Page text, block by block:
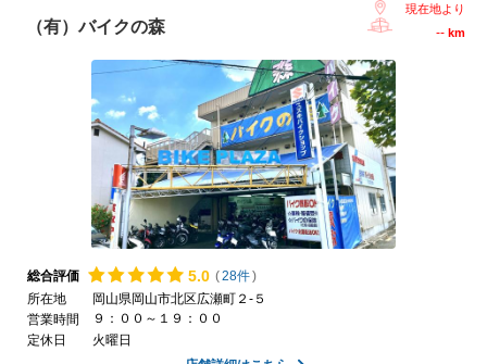
（有）バイクの森
現在地より
-- km
総合評価 5.0 (28件)
所在地
岡山県岡山市北区広瀬町２-５
営業時間
９：００～１９：００
定休日
火曜日